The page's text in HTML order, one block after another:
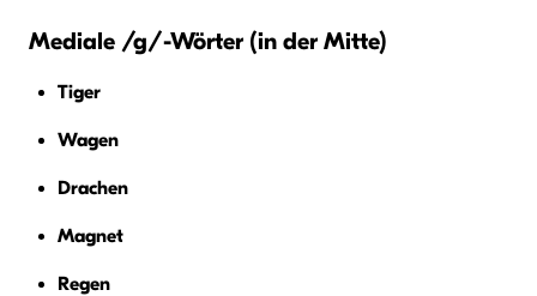
Mediale /g/-Wörter (in der Mitte)
Tiger
Wagen
Drachen
Magnet
Regen